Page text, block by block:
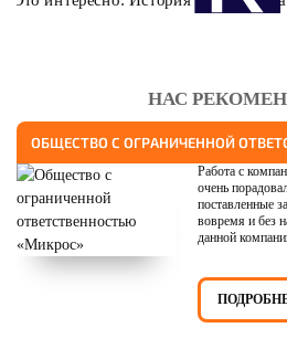
НАС
ОБЩЕСТВО С ОГРАНИЧЕННОЙ
Работа с
очень
поставленные
вовремя и без
данной